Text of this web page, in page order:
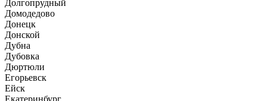
Долгопрудный
Домодедово
Донецк
Донской
Дубна
Дубовка
Дюртюли
Егорьевск
Ейск
Екатеринбург